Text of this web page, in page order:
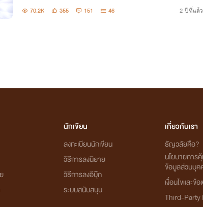
70.2K 355 151 46 2 ปีที่แล้ว
นักเขียน
ลงทะเบียนนักเขียน
วิธีการลงนิยาย
วิธีการลงอีบุ๊ก
ระบบสนับสนุน
เกี่ยวกับเรา
ธัญวลัยคือ?
นโยบายการ
ข้อมูลส่วนบุค
เงื่อนไขและข้
Third-Party